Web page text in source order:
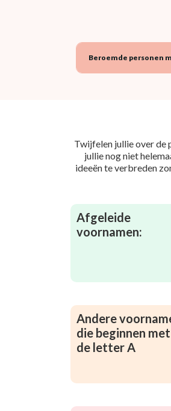
Beroemde personen
Twijfelen jullie over de
jullie nog niet
ideeën te verbreden
Afgeleide
voornamen:
Andere
die beginnen met
de letter A